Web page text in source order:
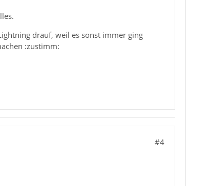
drauf, weil es sonst immer ging
:zustimm:
#4